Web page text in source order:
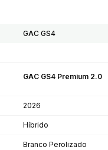
GAC GS4
GAC GS4 Premium 2.0
2026
Híbrido
Branco Perolizado